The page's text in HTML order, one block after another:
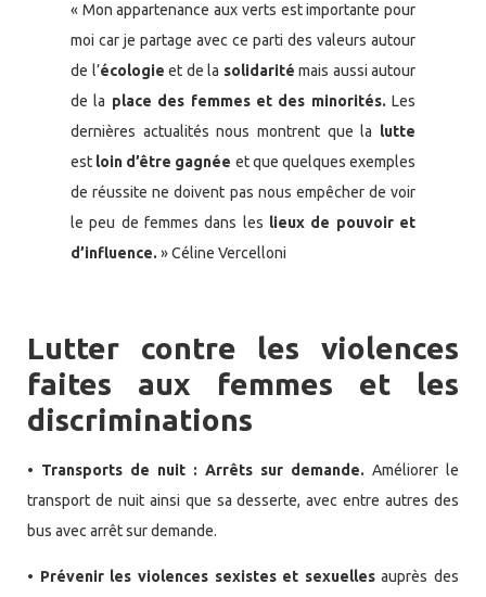
« Mon appartenance aux verts est importante pour
moi car je partage avec ce parti des valeurs autour
de l’écologie et de la solidarité mais aussi autour
de la place des femmes et des minorités. Les
dernières actualités nous montrent que la lutte
est loin d’être gagnée et que quelques exemples
de réussite ne doivent pas nous empêcher de voir
le peu de femmes dans les lieux de pouvoir et
d’influence. » Céline Vercelloni
Lutter contre les violences
faites aux femmes et les
discriminations
• Transports de nuit : Arrêts sur demande. Améliorer le
transport de nuit ainsi que sa desserte, avec entre autres des
bus avec arrêt sur demande.
• Prévenir les violences sexistes et sexuellesauprès des